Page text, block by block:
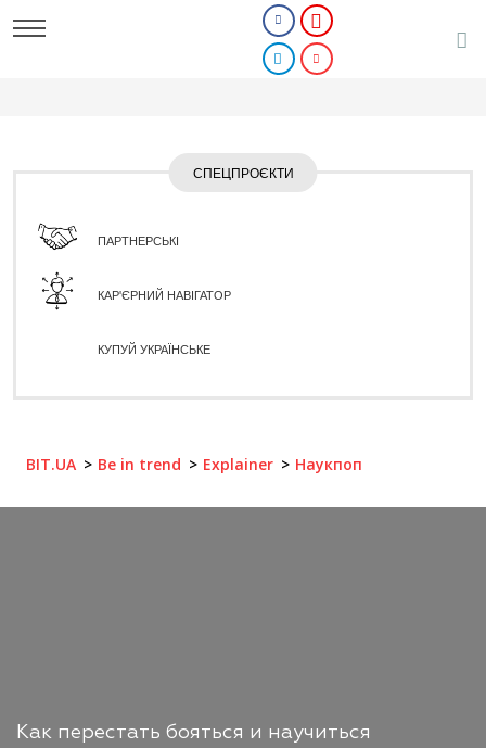
СПЕЦПРОЄКТИ
ПАРТНЕРСЬКІ
КАР'ЄРНИЙ НАВІГАТОР
КУПУЙ УКРАЇНСЬКЕ
BIT.UA Be in trend Explainer Наукпоп
Как перестать бояться и научиться